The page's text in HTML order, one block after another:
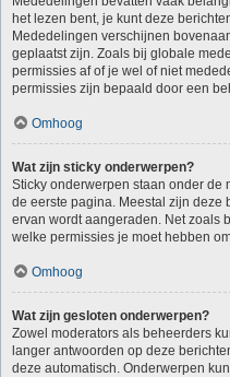
het lezen bent, je kunt deze
Mededelingen verschijnen
geplaatst zijn. Zoals bij globale
permissies af of je wel of niet
permissies zijn bepaald door een
Omhoog
Wat zijn sticky onderwerpen?
Sticky onderwerpen staan onder
de eerste pagina. Meestal zijn deze
ervan wordt aangeraden. Net zoals
welke permissies je moet hebben
Omhoog
Wat zijn gesloten onderwerpen?
Zowel moderators als beheerders
langer antwoorden op deze
deze automatisch. Onderwerpen